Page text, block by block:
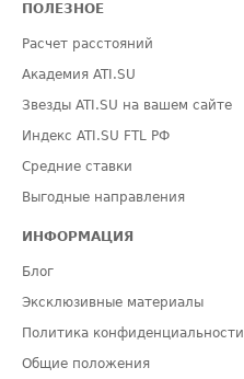
ПОЛЕЗНОЕ
Расчет расстояний
Академия ATI.SU
Звезды ATI.SU на вашем сайте
Индекс ATI.SU FTL РФ
Средние ставки
Выгодные направления
ИНФОРМАЦИЯ
Блог
Эксклюзивные материалы
Политика конфиденциальности
Общие положения